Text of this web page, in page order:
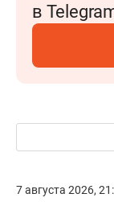
в
7 августа 2026,